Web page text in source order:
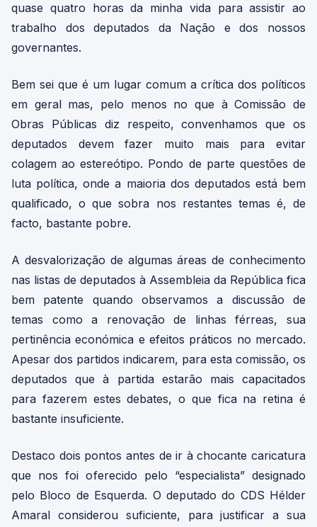
quase quatro horas da minha vida para assistir ao
trabalho dos deputados da Nação e dos nossos
governantes.
Bem sei que é um lugar comum a crítica dos políticos
em geral mas, pelo menos no que à Comissão de
Obras Públicas diz respeito, convenhamos que os
deputados devem fazer muito mais para evitar
colagem ao estereótipo. Pondo de parte questões de
luta política, onde a maioria dos deputados está bem
qualificado, o que sobra nos restantes temas é, de
facto, bastante pobre.
A desvalorização de algumas áreas de conhecimento
nas listas de deputados à Assembleia da República fica
bem patente quando observamos a discussão de
temas como a renovação de linhas férreas, sua
pertinência económica e efeitos práticos no mercado.
Apesar dos partidos indicarem, para esta comissão, os
deputados que à partida estarão mais capacitados
para fazerem estes debates, o que fica na retina é
bastante insuficiente.
Destaco dois pontos antes de ir à chocante caricatura
que nos foi oferecido pelo “especialista” designado
pelo Bloco de Esquerda. O deputado do CDS Hélder
Amaral considerou suficiente, para justificar a sua